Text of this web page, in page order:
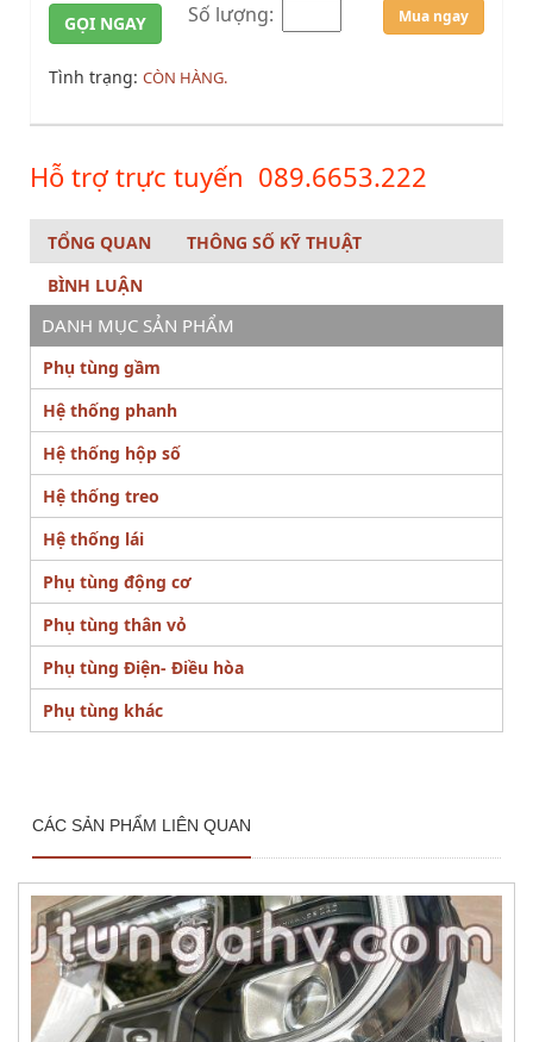
GỌI NGAY
Số lượng: Mua ngay
Tình trạng: CÒN HÀNG.
Hỗ trợ trực tuyến 089.6653.222
TỔNG QUAN
THÔNG SỐ KỸ THUẬT
BÌNH LUẬN
DANH MỤC SẢN PHẨM
Phụ tùng gầm
Hệ thống phanh
Hệ thống hộp số
Hệ thống treo
Hệ thống lái
Phụ tùng động cơ
Phụ tùng thân vỏ
Phụ tùng Điện- Điều hòa
Phụ tùng khác
CÁC SẢN PHẨM LIÊN QUAN